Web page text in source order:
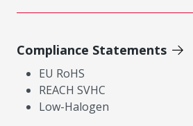
Compliance Statements
EU RoHS
REACH SVHC
Low-Halogen